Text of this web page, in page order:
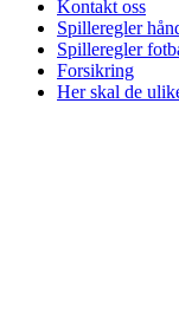
Kontakt oss
Spilleregler
Spilleregler
Forsikring
Her skal de